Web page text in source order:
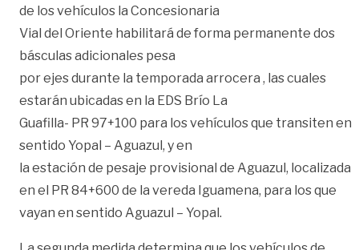
de los vehículos la Concesionaria
Vial del Oriente habilitará de forma permanente dos
básculas adicionales pesa
por ejes durante la temporada arrocera , las cuales
estarán ubicadas en la EDS Brío La
Guafilla- PR 97+100 para los vehículos que transiten en
sentido Yopal – Aguazul, y en
la estación de pesaje provisional de Aguazul, localizada
en el PR 84+600 de la vereda Iguamena, para los que
vayan en sentido Aguazul – Yopal.